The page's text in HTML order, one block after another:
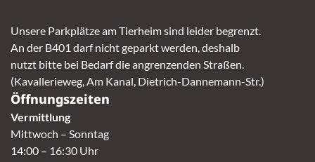
Unsere Parkplätze am Tierheim sind leider begrenzt.
An der B401 darf nicht geparkt werden, deshalb
nutzt bitte bei Bedarf die angrenzenden Straßen.
(Kavallerieweg, Am Kanal, Dietrich-Dannemann-Str.)
Öffnungszeiten
Vermittlung
Mittwoch – Sonntag
14:00 – 16:30 Uhr